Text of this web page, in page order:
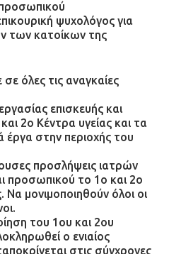
ψυχολόγος για
των κατοίκων της
όλες τις αναγκαίες
επισκευής και
2ο Κέντρα υγείας και τα
έργα στην περιοχής του
προσλήψεις ιατρών
προσωπικού το 1ο και 2ο
Να μονιμοποιηθούν όλοι οι
του 1ου και 2ου
ο ενιαίος
στις σύγχρονες